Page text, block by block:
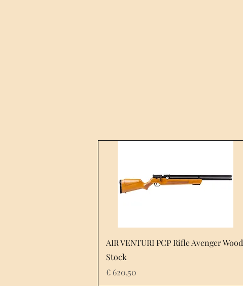
AIR VENTURI PCP Rifle Avenger Wood
Stock
Prijs
€ 620,50